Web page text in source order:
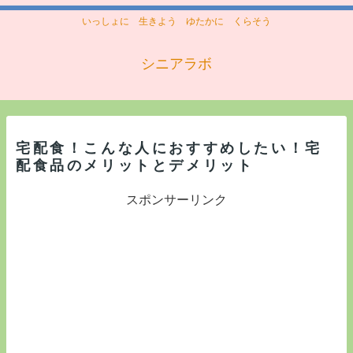
いっしょに 生きよう ゆたかに くらそう
シニアラボ
宅配食！こんな人におすすめしたい！宅
配食品のメリットとデメリット
スポンサーリンク